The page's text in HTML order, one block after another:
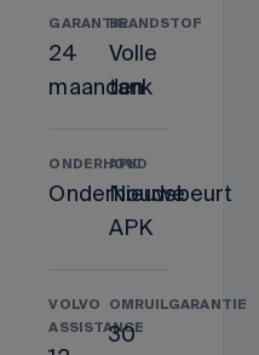
GARANTIE
24
maanden
BRANDSTOF
Volle
tank
ONDERHOUD
Onderhoudsbeurt
APK
Nieuwe
APK
VOLVO
ASSISTANCE
OMRUILGARANTIE
30